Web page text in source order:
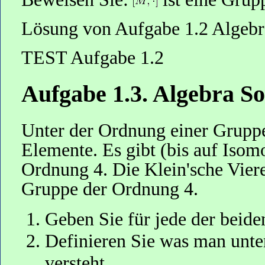
Lösung von Aufgabe 1.2
TEST Aufgabe 1.2
Aufgabe 1.3. Algebra
Unter der Ordnung einer
Elemente. Es gibt (bis auf
Ordnung 4. Die Klein'sche
Gruppe der Ordnung 4.
Geben Sie für jede der
Definieren Sie was man